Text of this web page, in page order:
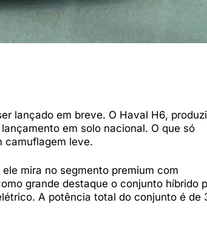
lançado em breve. O Haval H6,
em solo nacional. O que só
camuflagem leve.
mira no segmento premium com
grande destaque o conjunto híbrido
A potência total do conjunto é de